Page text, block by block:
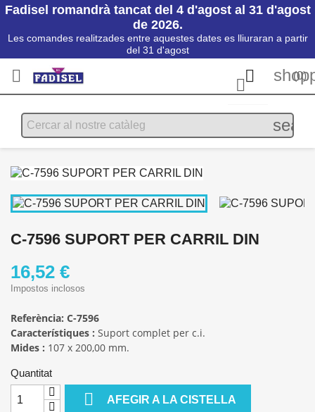
Fadisel romandrà tancat del 4 d'agost al 31 d'agost
de 2026.
Les comandes realitzades entre aquestes dates es lliuraran a partir
del 31 d'agost

 (0)

C-7596 SUPORT PER CARRIL DIN
16,52 €
Impostos inclosos
Referència: C-7596
Característiques : Suport complet per c.i.
Mides : 107 x 200,00 mm.
Quantitat
 AFEGIR A LA CISTELLA